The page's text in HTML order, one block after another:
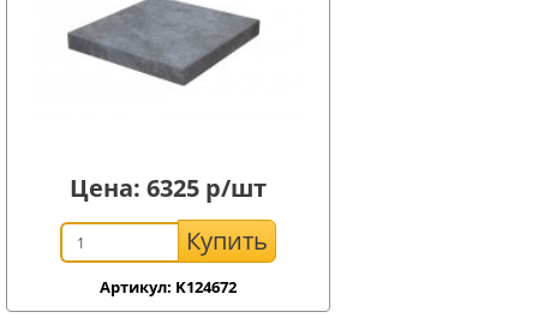
Цена: 6325 р/шт
Купить
Артикул: K124672